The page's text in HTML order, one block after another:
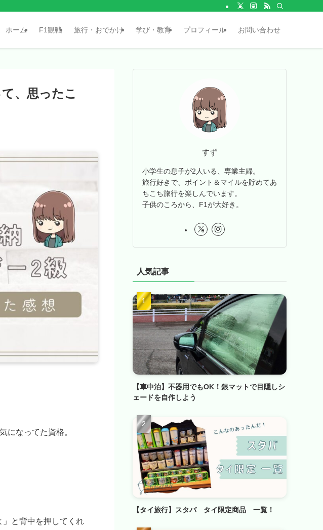
ホーム F1観戦 旅行・おでかけ 学び・教育 プロフィール お問い合わせ
、思ったこ
になってた資格。
と背中を押してくれ
すず
小学生の息子が2人いる、専業主婦。
旅行好きで、ポイント＆マイルを貯めてあ
ちこち旅行を楽しんでいます。
子供のころから、F1が大好き。
人気記事
【車中泊】不器用でもOK！銀マットで目隠しシ
ェードを自作しよう
【タイ旅行】スタバ タイ限定商品 一覧！